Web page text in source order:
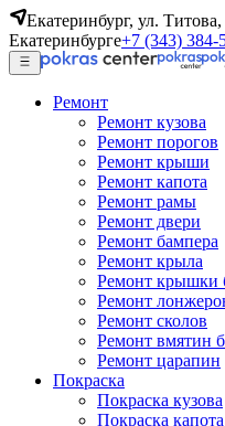
Екатеринбург, ул. Титова,
Екатеринбурге+7 (343) 384-
Ремонт
Ремонт кузова
Ремонт порогов
Ремонт крыши
Ремонт капота
Ремонт рамы
Ремонт двери
Ремонт бампера
Ремонт крыла
Ремонт крышки
Ремонт
Ремонт сколов
Ремонт вмятин
Ремонт царапин
Покраска
Покраска кузова
Покраска капота